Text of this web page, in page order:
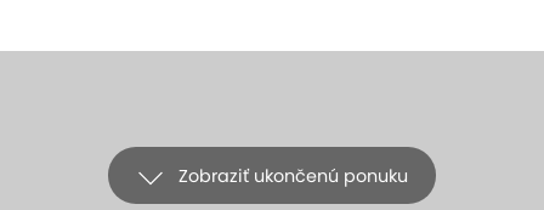
Zobraziť ukončenú ponuku